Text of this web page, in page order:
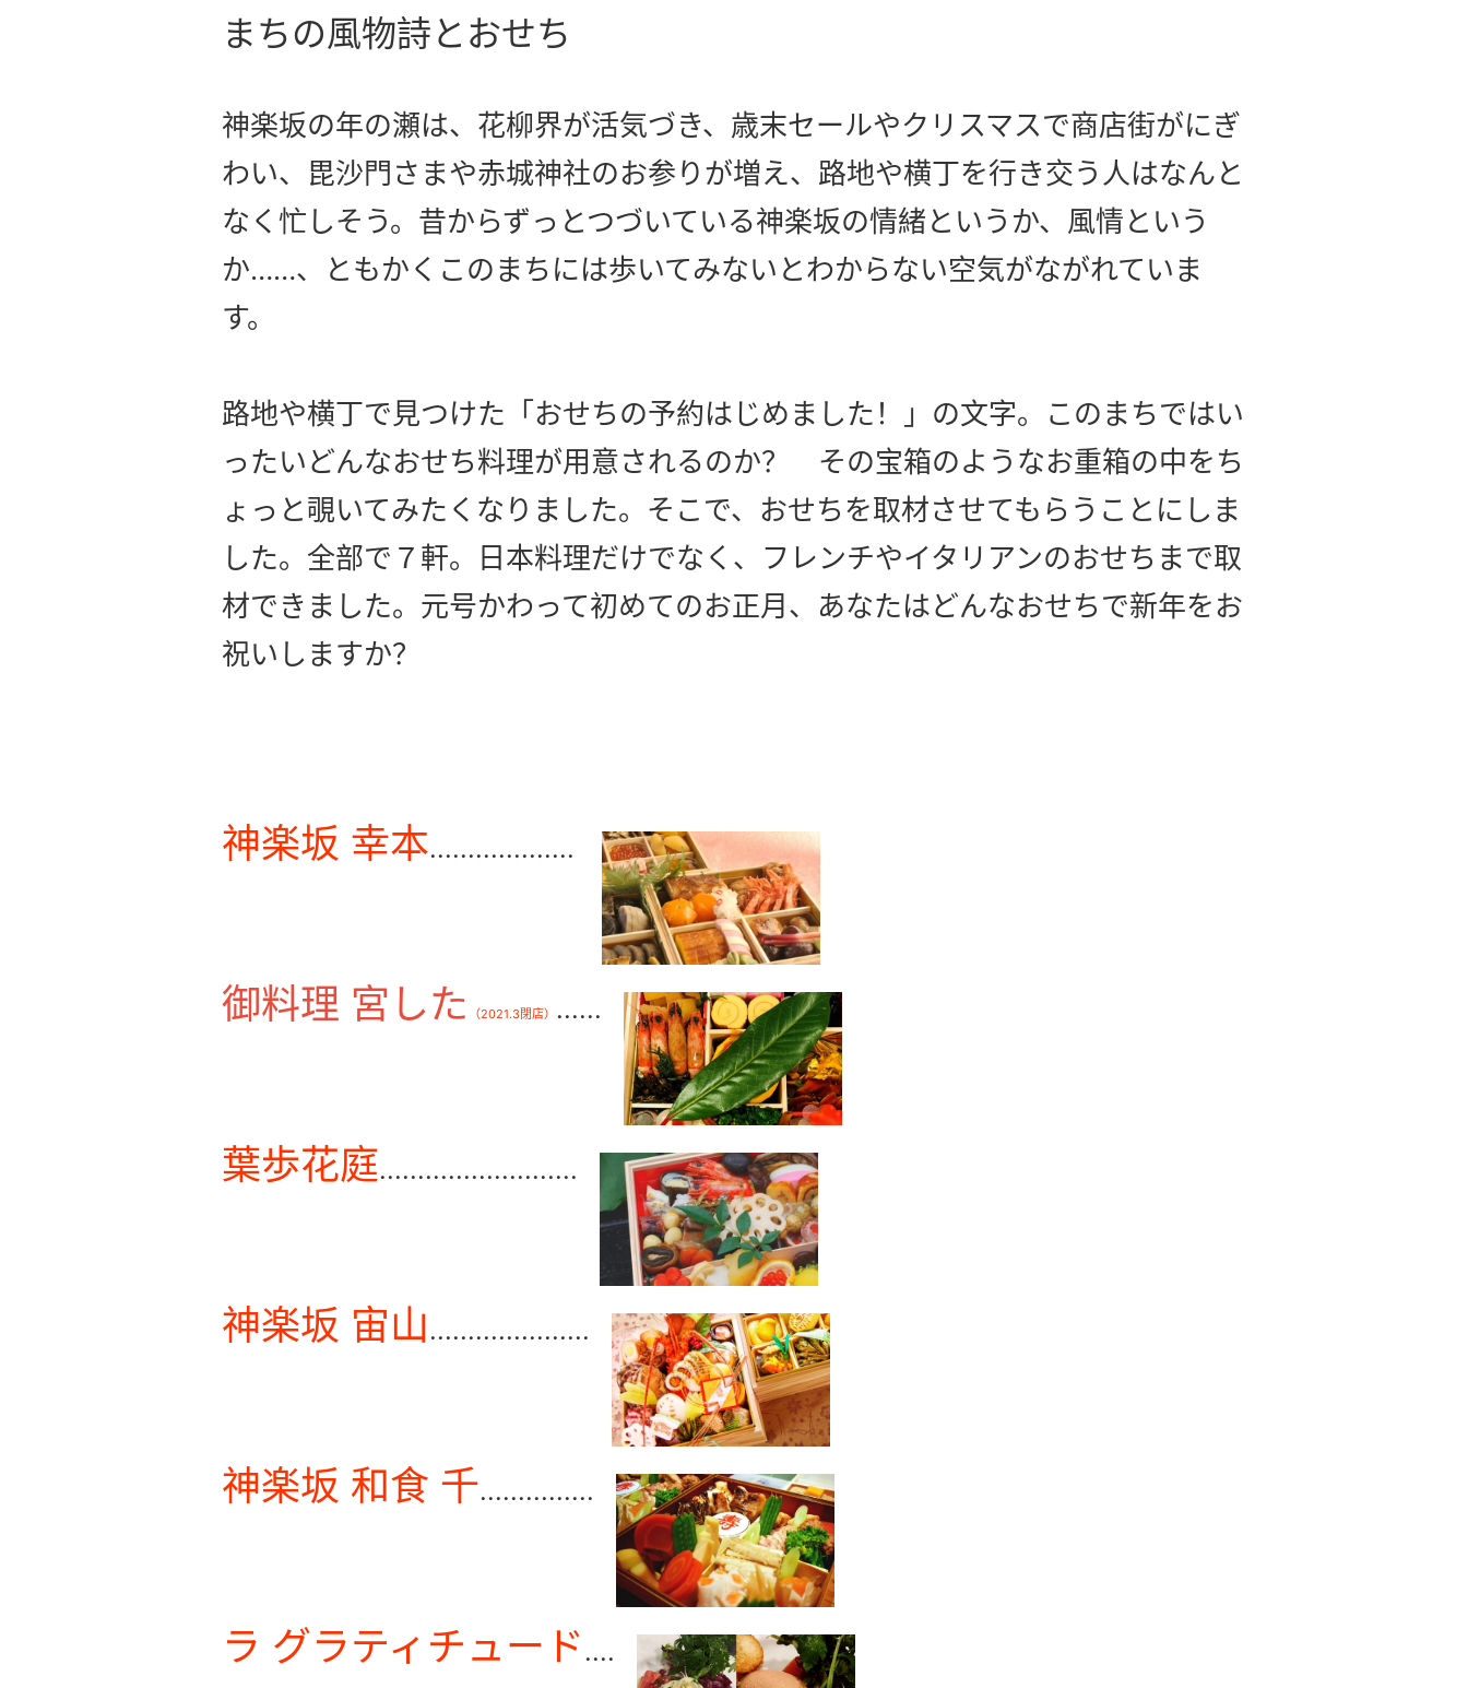
まちの風物詩とおせち
神楽坂の年の瀬は、花柳界が活気づき、歳末セールやクリスマスで商店街がにぎ
わい、毘沙門さまや赤城神社のお参りが増え、路地や横丁を行き交う人はなんと
なく忙しそう。昔からずっとつづいている神楽坂の情緒というか、風情という
か……、ともかくこのまちには歩いてみないとわからない空気がながれていま
す。
路地や横丁で見つけた「おせちの予約はじめました！」の文字。このまちではい
ったいどんなおせち料理が用意されるのか？ その宝箱のようなお重箱の中をち
ょっと覗いてみたくなりました。そこで、おせちを取材させてもらうことにしま
した。全部で７軒。日本料理だけでなく、フレンチやイタリアンのおせちまで取
材できました。元号かわって初めてのお正月、あなたはどんなおせちで新年をお
祝いしますか？
神楽坂 幸本...................
御料理 宮した （2021.3閉店） ......
葉歩花庭..........................
神楽坂 宙山.....................
神楽坂 和食 千...............
ラ グラティチュード....